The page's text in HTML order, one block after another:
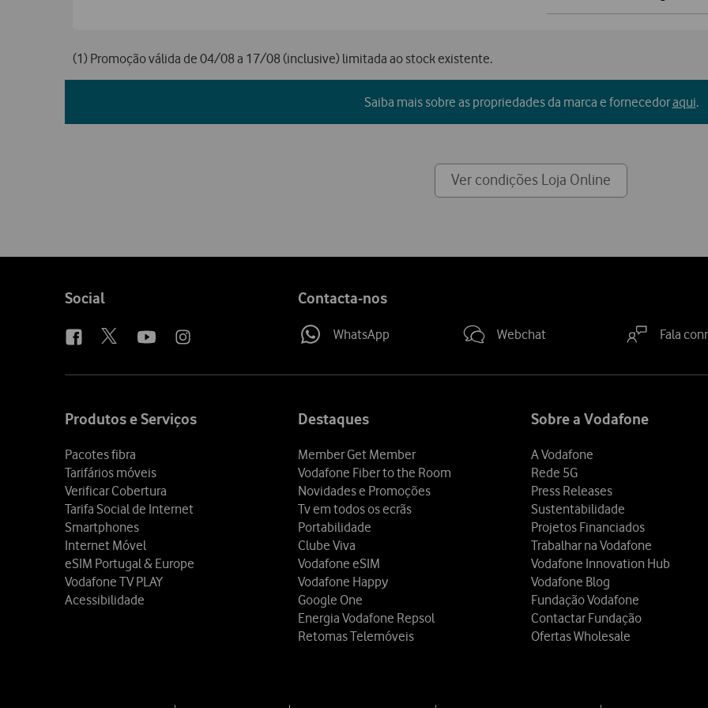
(1) Promoção válida de 04/08 a 17/08 (inclusive) limitada ao stock existente.
Saiba mais sobre as propriedades da marca e fornecedoraqui.
Ver condições Loja Online
Follow
Social Contacta-nos
WhatsApp Webchat Fala
Produtos e Serviços
Pacotes fibra
Tarifários móveis
Verificar Cobertura
Tarifa Social de Internet
Smartphones
Internet Móvel
eSIM Portugal & Europe
Vodafone TV PLAY
Acessibilidade
Destaques
Member Get Member
Vodafone Fiber to the Room
Novidades e Promoções
Tv em todos os ecrãs
Portabilidade
Clube Viva
Vodafone eSIM
Vodafone Happy
Google One
Energia Vodafone Repsol
Retomas Telemóveis
Sobre a Vodafone
A Vodafone
Rede 5G
Press Releases
Sustentabilidade
Projetos Financiados
Trabalhar na Vodafone
Vodafone Innovation Hub
Vodafone Blog
Fundação Vodafone
Contactar Fundação
Ofertas Wholesale